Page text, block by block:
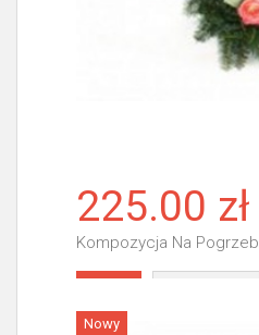
225.00 zł
Kompozycja Na Pogrzeb
Nowy